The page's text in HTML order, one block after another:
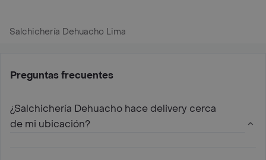
Salchichería Dehuacho Lima
Preguntas frecuentes
¿Salchichería Dehuacho hace delivery cerca
de mi ubicación?